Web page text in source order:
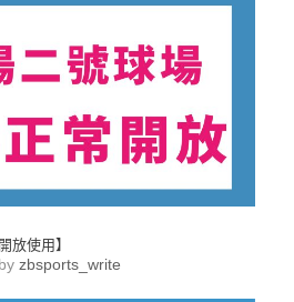
放使用】
by zbsports_write